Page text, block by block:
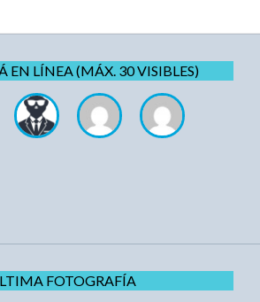
EN LÍNEA (MÁX. 30 VISIBLES)
FOTOGRAFÍA